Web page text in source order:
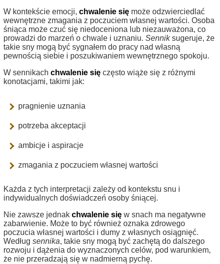
W kontekście emocji, chwalenie się może odzwierciedlać
wewnętrzne zmagania z poczuciem własnej wartości. Osoba
śniąca może czuć się niedoceniona lub niezauważona, co
prowadzi do marzeń o chwale i uznaniu. Senniksugeruje, że
takie sny mogą być sygnałem do pracy nad własną
pewnością siebie i poszukiwaniem wewnętrznego spokoju.
W sennikach chwalenie się często wiąże się z różnymi
konotacjami, takimi jak:
pragnienie uznania
potrzeba akceptacji
ambicje i aspiracje
zmagania z poczuciem własnej wartości
Każda z tych interpretacji zależy od kontekstu snu i
indywidualnych doświadczeń osoby śniącej.
Nie zawsze jednak chwalenie się w snach ma negatywne
zabarwienie. Może to być również oznaka zdrowego
poczucia własnej wartości i dumy z własnych osiągnięć.
Według sennika, takie sny mogą być zachętą do dalszego
rozwoju i dążenia do wyznaczonych celów, pod warunkiem,
że nie przeradzają się w nadmierną pychę.